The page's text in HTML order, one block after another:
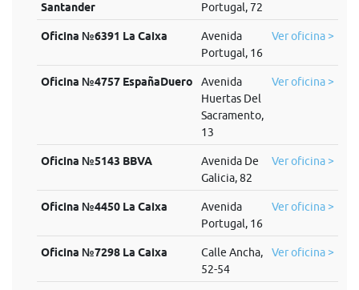
Santander
Portugal, 72
Oficina №6391 La Caixa
Avenida
Portugal, 16
Ver oficina >
Oficina №4757 EspañaDuero
Avenida
Huertas Del
Sacramento,
13
Ver oficina >
Oficina №5143 BBVA
Avenida De
Galicia, 82
Ver oficina >
Oficina №4450 La Caixa
Avenida
Portugal, 16
Ver oficina >
Oficina №7298 La Caixa
Calle Ancha,
52-54
Ver oficina >